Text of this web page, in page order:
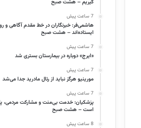
گیریم – هشت صبح
7 ساعت پیش
هاشمی‌فر​​​​​​​: خبرنگاران در خط مقدم آگاهی و
ایستاده‌اند – هشت صبح
7 ساعت پیش
«ایرج» دوباره در بیمارستان بستری شد
7 ساعت پیش
مورینیو هرگز نباید از رئال مادرید جدا می‌شد
7 ساعت پیش
پزشکیان: خدمت بی‌منت و مشارکت مردمی،
است – هشت صبح
8 ساعت پیش